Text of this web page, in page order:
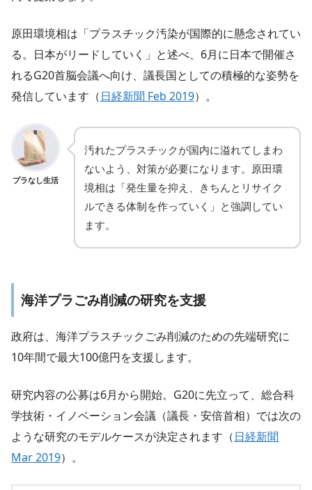
原田環境相は「プラスチック汚染が国際的に懸念されてい
る。日本がリードしていく」と述べ、6月に日本で開催さ
れるG20首脳会議へ向け、議長国としての積極的な姿勢を
発信しています（日経新聞 Feb 2019）。
プラなし生活
汚れたプラスチックが国内に溢れてしまわ
ないよう、対策が必要になります。原田環
境相は「発生量を抑え、きちんとリサイク
ルできる体制を作っていく」と強調してい
ます。
海洋プラごみ削減の研究を支援
政府は、海洋プラスチックごみ削減のための先端研究に
10年間で最大100億円を支援します。
研究内容の公募は6月から開始。G20に先立って、総合科
学技術・イノベーション会議（議長・安倍首相）では次の
ような研究のモデルケースが決定されます（日経新聞
Mar 2019）。